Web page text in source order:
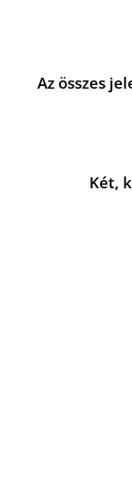
Az összes
Két,